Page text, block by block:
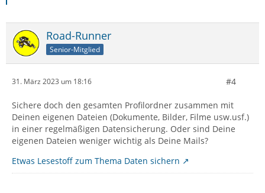
Road-Runner
Senior-Mitglied
31. März 2023 um 18:16 #4
Sichere doch den gesamten Profilordner zusammen mit
Deinen eigenen Dateien (Dokumente, Bilder, Filme usw.usf.)
in einer regelmäßigen Datensicherung. Oder sind Deine
eigenen Dateien weniger wichtig als Deine Mails?
Etwas Lesestoff zum Thema Daten sichern